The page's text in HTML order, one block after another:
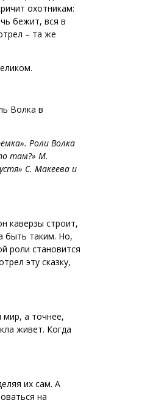
охотникам:
бежит, вся в
– та же
Волка в
Роли Волка
там?» М.
С. Макеева и
каверзы строит,
быть таким. Но,
роли становится
эту сказку,
мир, а точнее,
живет. Когда
их сам. А
на